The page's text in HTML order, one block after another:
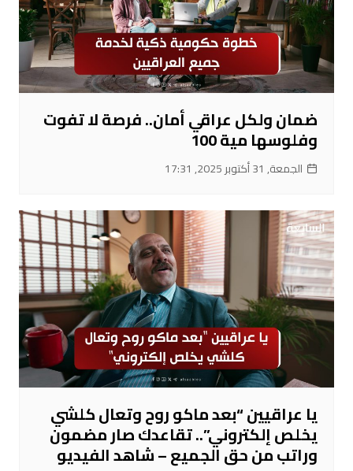
ضمان ولكل عراقي أمان.. فرصة لا تفوت
وفلوسها مية 100
الجمعة, 31 أكتوبر 2025, 17:31
يا عراقيين “بعد ماكو روح وتعال كلشي
يخلص إلكتروني”.. تقاعدك صار مضمون
وراتب من حق الجميع – شاهد الفيديو